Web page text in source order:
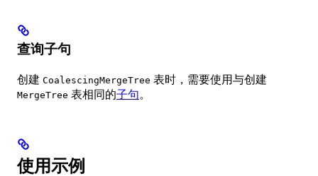
查询子句
创建 CoalescingMergeTree 表时，需要使用与创建
MergeTree 表相同的子句。
使用示例